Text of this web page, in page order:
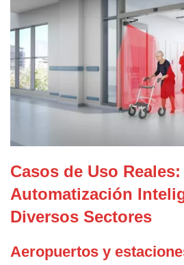
Casos de Uso Reales:
Automatización
Diversos Sectores
Aeropuertos y